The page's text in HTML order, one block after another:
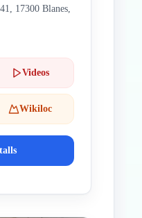
17300 Blanes,
Videos
Wikiloc